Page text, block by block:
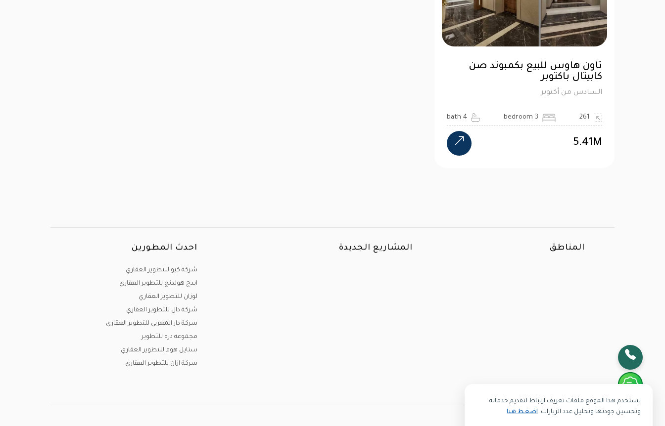
تاون هاوس للبيع بكمبوند صن
كابيتال باكتوبر
السادس من أكتوبر
261
3 bedroom
4 bath
5.41M
المناطق المشاريع الجديدة احدث المطورين
شركة كيو للتطوير العقاري
ايدج هولدنج للتطوير العقاري
لوزان للتطوير العقاري
شركة دال للتطوير العقاري
شركة دار المغربي للتطوير العقاري
مجموعه دره للتطوير
ستايل هوم للتطوير العقاري
شركة ازان للتطوير العقاري
يستخدم هذا الموقع ملفات تعريف ارتباط لتقديم خدماته
وتحسين جودتها وتحليل عدد الزيارات. اضغط هنا